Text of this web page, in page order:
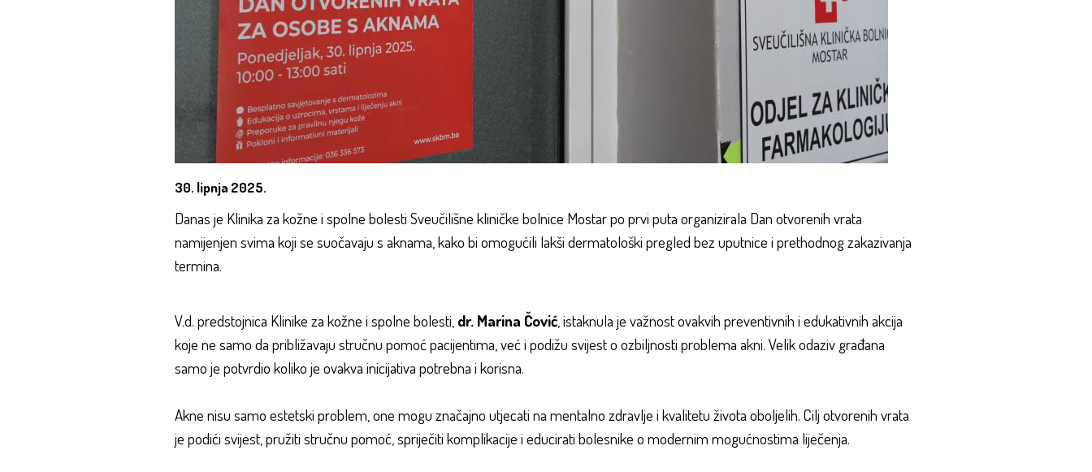
30. lipnja 2025.
Danas je Klinika za kožne i spolne bolesti Sveučilišne kliničke bolnice Mostar po prvi puta organizirala Dan otvorenih vrata
namijenjen svima koji se suočavaju s aknama, kako bi omogućili lakši dermatološki pregled bez uputnice i prethodnog zakazivanja
termina.
V.d. predstojnica Klinike za kožne i spolne bolesti, dr. Marina Čović, istaknula je važnost ovakvih preventivnih i edukativnih akcija
koje ne samo da približavaju stručnu pomoć pacijentima, već i podižu svijest o ozbiljnosti problema akni. Velik odaziv građana
samo je potvrdio koliko je ovakva inicijativa potrebna i korisna.
Akne nisu samo estetski problem, one mogu značajno utjecati na mentalno zdravlje i kvalitetu života oboljelih. Cilj otvorenih vrata
je podići svijest, pružiti stručnu pomoć, spriječiti komplikacije i educirati bolesnike o modernim mogućnostima liječenja.